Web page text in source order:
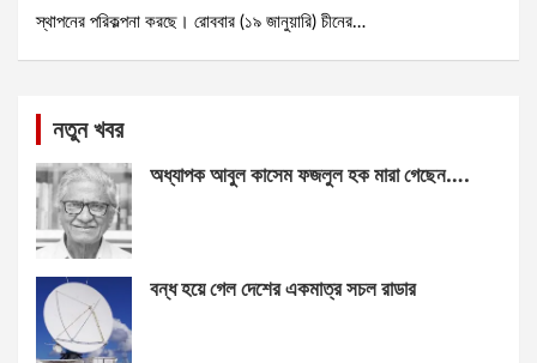
স্থাপনের পরিকল্পনা করছে। রোববার (১৯ জানুয়ারি) চীনের…
নতুন খবর
অধ্যাপক আবুল কাসেম ফজলুল হক মারা গেছেন….
বন্ধ হয়ে গেল দেশের একমাত্র সচল রাডার